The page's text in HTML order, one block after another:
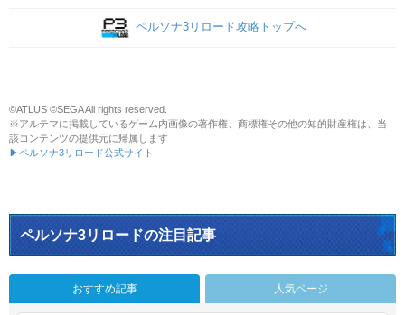
ペルソナ3リロード攻略トップへ
©ATLUS ©SEGA All rights reserved.
※アルテマに掲載しているゲーム内画像の著作権、商標権その他の知的財産権は、当
該コンテンツの提供元に帰属します
▶ペルソナ3リロード公式サイト
ペルソナ3リロードの注目記事
おすすめ記事 人気ページ